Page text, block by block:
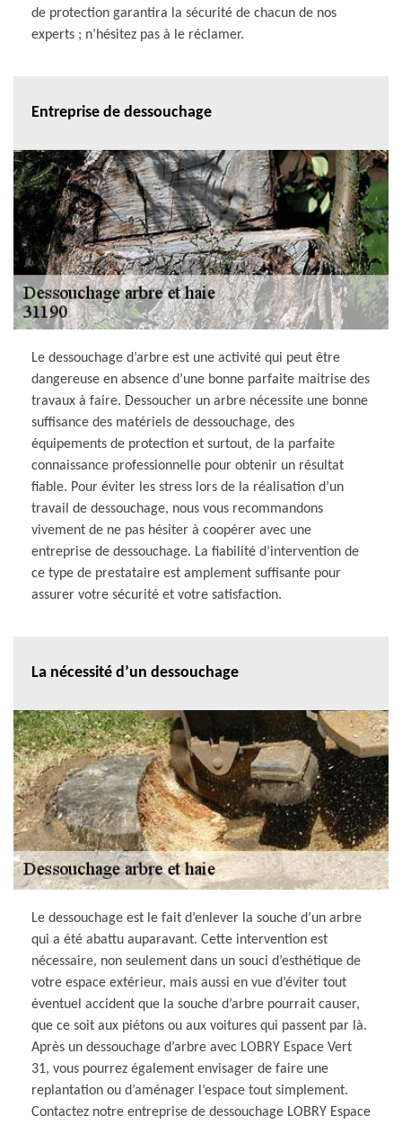
de protection garantira la sécurité de chacun de nos
experts ; n’hésitez pas à le réclamer.
Entreprise de dessouchage
Le dessouchage d’arbre est une activité qui peut être
dangereuse en absence d’une bonne parfaite maitrise des
travaux à faire. Dessoucher un arbre nécessite une bonne
suffisance des matériels de dessouchage, des
équipements de protection et surtout, de la parfaite
connaissance professionnelle pour obtenir un résultat
fiable. Pour éviter les stress lors de la réalisation d’un
travail de dessouchage, nous vous recommandons
vivement de ne pas hésiter à coopérer avec une
entreprise de dessouchage. La fiabilité d’intervention de
ce type de prestataire est amplement suffisante pour
assurer votre sécurité et votre satisfaction.
La nécessité d’un dessouchage
Le dessouchage est le fait d’enlever la souche d’un arbre
qui a été abattu auparavant. Cette intervention est
nécessaire, non seulement dans un souci d’esthétique de
votre espace extérieur, mais aussi en vue d’éviter tout
éventuel accident que la souche d’arbre pourrait causer,
que ce soit aux piétons ou aux voitures qui passent par là.
Après un dessouchage d’arbre avec LOBRY Espace Vert
31, vous pourrez également envisager de faire une
replantation ou d’aménager l’espace tout simplement.
Contactez notre entreprise de dessouchage LOBRY Espace